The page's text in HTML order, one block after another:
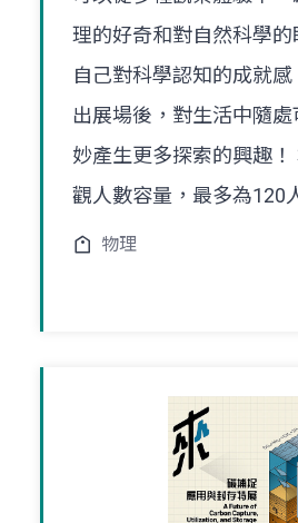
理的好奇和對自然科學
自己對科學認知的成就
出展場後，對生活中隨
妙產生更多探索的興趣
觀人數容量，最多為120
物理